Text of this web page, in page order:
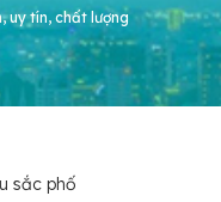
uy tín, chất lượng
sắc phố